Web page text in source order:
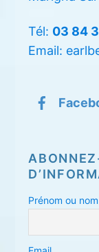
Tél: 03 84
Email:
Prénom ou